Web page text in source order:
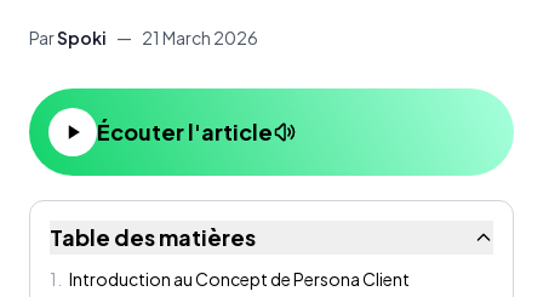
ParSpoki — 21 March 2026
Écouter l'article
Table des matières
1
Introduction au Concept de Persona Client